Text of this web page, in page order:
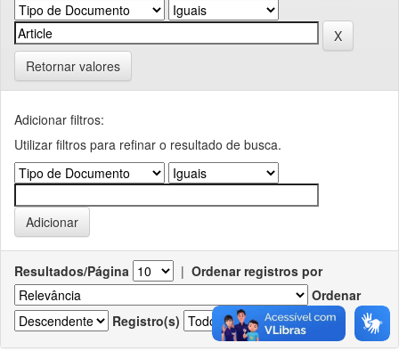
Retornar valores
Adicionar filtros:
Utilizar filtros para refinar o resultado de busca.
Resultados/Página | Ordenar registros por
Ordenar
Registro(s)